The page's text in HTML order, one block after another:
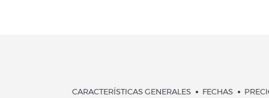
CARACTERÍSTICAS GENERALES FECHAS